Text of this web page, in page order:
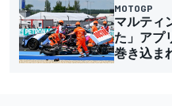
MOTOGP
マルティ
た」アプ
巻き込ま